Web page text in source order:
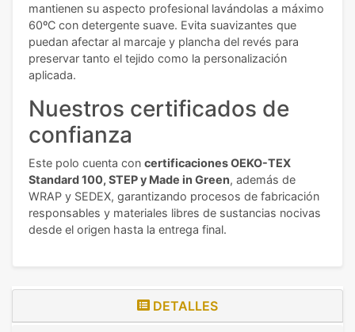
mantienen su aspecto profesional lavándolas a máximo
60ºC con detergente suave. Evita suavizantes que
puedan afectar al marcaje y plancha del revés para
preservar tanto el tejido como la personalización
aplicada.
Nuestros certificados de
confianza
Este polo cuenta con certificaciones OEKO-TEX
Standard 100, STEP y Made in Green, además de
WRAP y SEDEX, garantizando procesos de fabricación
responsables y materiales libres de sustancias nocivas
desde el origen hasta la entrega final.
DETALLES